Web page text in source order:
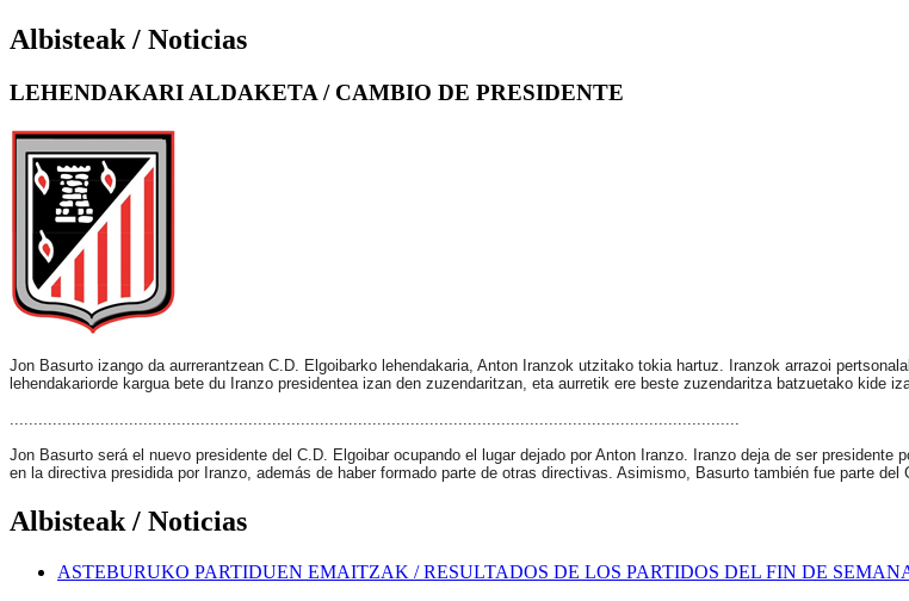
Albisteak / Noticias
LEHENDAKARI ALDAKETA / CAMBIO DE PRESIDENTE
Jon Basurto izango da aurrerantzean C.D. Elgoibarko lehendakaria, Anton Iranzok utzitako tokia hartuz. Iranzok arrazoi
lehendakariorde kargua bete du Iranzo presidentea izan den zuzendaritzan, eta aurretik ere beste zuzendaritza batzuetako kide
.........................................................................................................................................................
Jon Basurto será el nuevo presidente del C.D. Elgoibar ocupando el lugar dejado por Anton Iranzo. Iranzo deja de ser
en la directiva presidida por Iranzo, además de haber formado parte de otras directivas. Asimismo, Basurto también fue parte del
Albisteak / Noticias
ASTEBURUKO PARTIDUEN EMAITZAK / RESULTADOS DE LOS PARTIDOS DEL FIN DE